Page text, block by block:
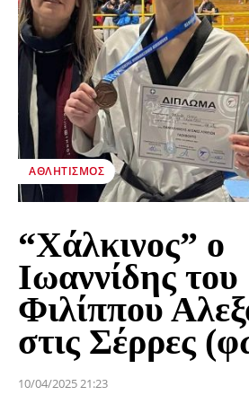
ΑΘΛΗΤΙΣΜΌΣ
“Χάλκινος” ο
Ιωαννίδης του
Φιλίππου
στις Σέρρες
10/04/2025 21:23